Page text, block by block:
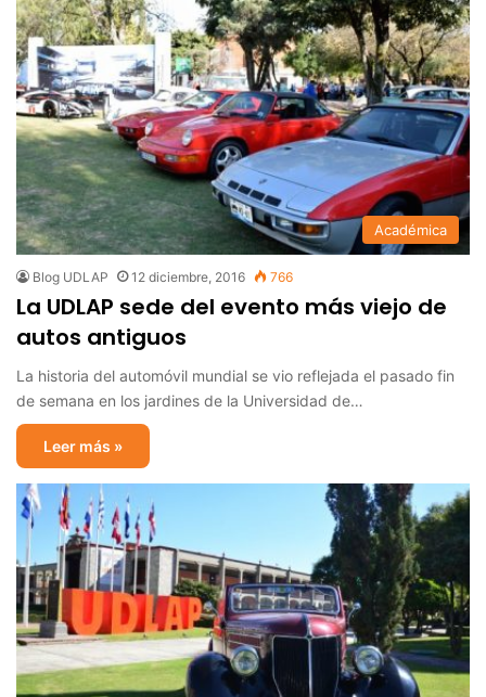
Académica
Blog UDLAP 12 diciembre, 2016 766
La UDLAP sede del evento más viejo de
autos antiguos
La historia del automóvil mundial se vio reflejada el pasado fin
de semana en los jardines de la Universidad de…
Leer más »